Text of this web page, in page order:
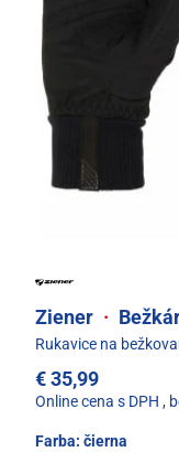
Ziener ·
Rukavice na
€ 35,99
Online cena s DPH ,
Farba: čierna